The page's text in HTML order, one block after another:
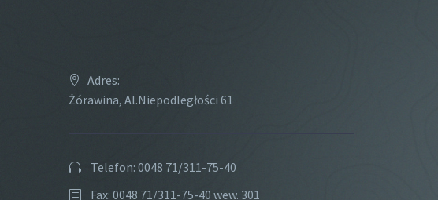
Adres:
Żórawina, Al.Niepodległości 61
Telefon: 0048 71/311-75-40
Fax: 0048 71/311-75-40 wew. 301